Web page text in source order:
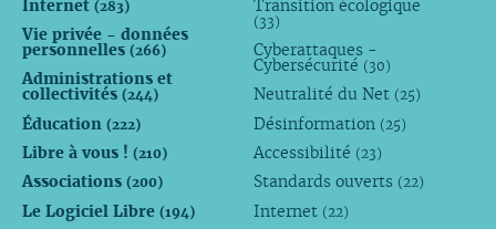
Internet (283)
Vie privée - données
personnelles (266)
Administrations et
collectivités (244)
Éducation (222)
Libre à vous ! (210)
Associations (200)
Le Logiciel Libre (194)
Transition écologique
(33)
Cyberattaques -
Cybersécurité (30)
Neutralité du Net (25)
Désinformation (25)
Accessibilité (23)
Standards ouverts (22)
Internet (22)